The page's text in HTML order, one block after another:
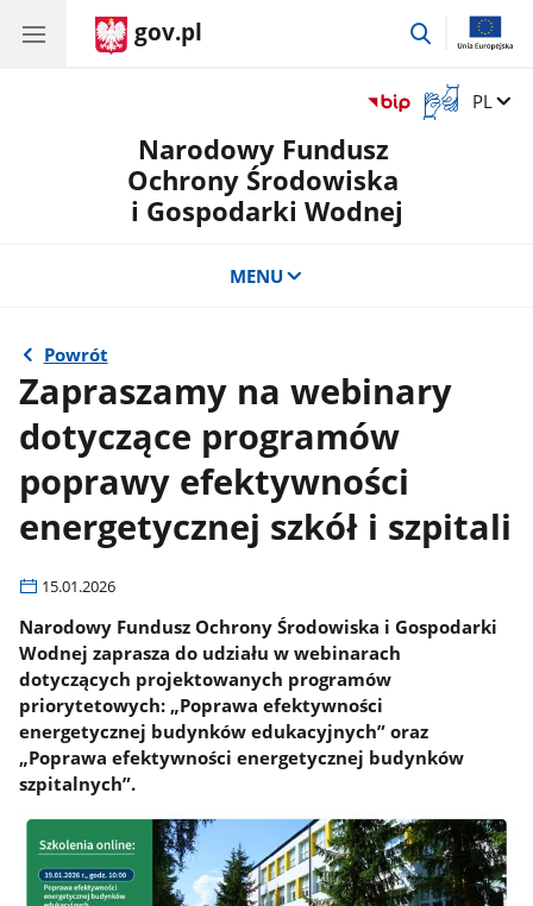
gov.pl
przejdź
Otwórz
okno
Zmień
PL
Narodowy Fundusz
Ochrony Środowiska
i Gospodarki Wodnej
MENU
Powrót
Zapraszamy na webinary
dotyczące programów
poprawy efektywności
energetycznej szkół i szpitali
15.01.2026
Narodowy Fundusz Ochrony Środowiska i Gospodarki
Wodnej zaprasza do udziału w webinarach
dotyczących projektowanych programów
priorytetowych: „Poprawa efektywności
energetycznej budynków edukacyjnych” oraz
„Poprawa efektywności energetycznej budynków
szpitalnych”.